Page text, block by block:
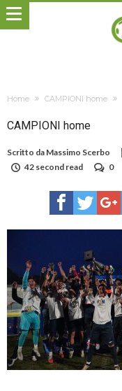
Home CAMPIONI home
CAMPIONI home
Scritto da Massimo Scerbo
42 second read
0